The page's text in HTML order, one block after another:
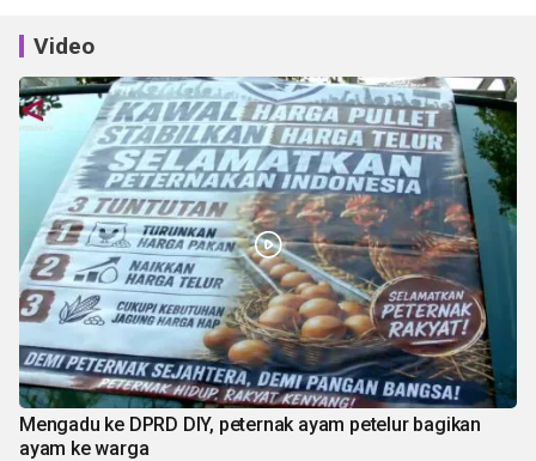
Video
Mengadu ke DPRD DIY, peternak ayam petelur bagikan
ayam ke warga